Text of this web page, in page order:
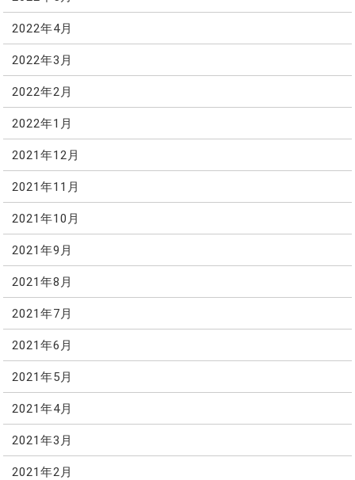
2022年4月
2022年3月
2022年2月
2022年1月
2021年12月
2021年11月
2021年10月
2021年9月
2021年8月
2021年7月
2021年6月
2021年5月
2021年4月
2021年3月
2021年2月